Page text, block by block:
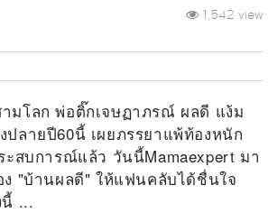
1,542 view
มโลก พ่อติ๊กเจษฏาภรณ์ ผลดี แง้ม
ลายปี60นี้ เผยภรรยาแพ้ท้องหนัก
ะสบการณ์แล้ว วันนี้Mamaexpert มา
"บ้านผลดี" ให้แฟนคลับได้ชื่นใจ
...